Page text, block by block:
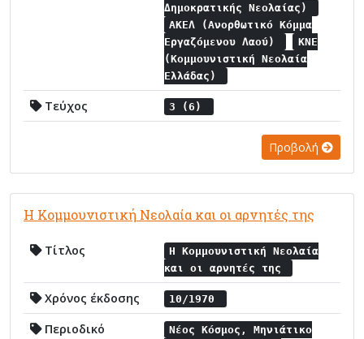
Δημοκρατικής Νεολαίας)
ΑΚΕΛ (Ανορθωτικό Κόμμα
Εργαζόμενου Λαού)
ΚΝΕ
(Κομμουνιστική Νεολαία
Ελλάδας)
Τεύχος 3 (6)
Προβολή
Η Κομμουνιστική Νεολαία και οι αρνητές της
Τίτλος
Η Κομμουνιστική Νεολαία
και οι αρνητές της
Χρόνος έκδοσης 10/1970
Περιοδικό
Νέος Κόσμος, Μηνιάτικο